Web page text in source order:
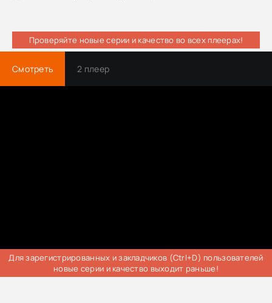
Проверяйте новые серии и качество во всех плеерах!
Смотреть 2 плеер
Для зарегистрированных и закладчиков (Ctrl+D) пользователей
новые серии и качество выходит раньше!